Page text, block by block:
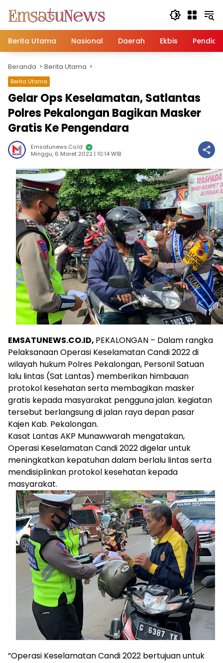
konten
Berita Utama
Nasional Daerah Ekbis
Beranda Berita Utama
Berita Utama
Gelar Ops Keselamatan, Satlantas
Polres Pekalongan Bagikan Masker
Gratis Ke Pengendara
Emsatunews.co.id
Minggu, 6 Maret 2022 | 10:14 WIB
EMSATUNEWS.CO.ID, PEKALONGAN – Dalam rangka
Pelaksanaan Operasi Keselamatan Candi 2022 di
wilayah hukum Polres Pekalongan, Personil Satuan
lalu lintas (Sat Lantas) memberikan himbauan
protokol kesehatan serta membagikan masker
gratis kepada masyarakat pengguna jalan. kegiatan
tersebut berlangsung di jalan raya depan pasar
Kajen Kab. Pekalongan.
Kasat Lantas AKP Munawwarah mengatakan,
Operasi Keselamatan Candi 2022 digelar untuk
meningkatkan kepatuhan dalam berlalu lintas serta
mendisiplinkan protokol kesehatan kepada
masyarakat.
”Operasi Keselamatan Candi 2022 bertujuan untuk